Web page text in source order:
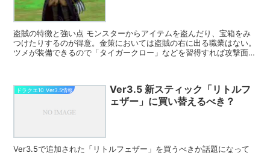
盗賊の特徴と強い点 モンスターからアイテムを盗んだり、宝箱をみ
つけたりするのが得意。金策においては盗賊の右に出る職業はない。
ツメが装備できるので「タイガークロー」などを習得すれば攻撃面で
ドラクエ10 Ver3.5情報
Ver3.5 新スティック「リトルフ
ェザー」に買い替えるべき？
Ver3.5で追加された「リトルフェザー」を買うべきか話題になって